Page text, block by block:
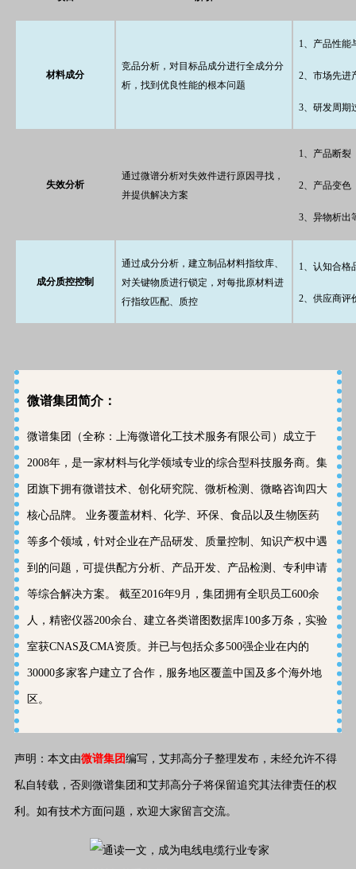
材料成分
竞品分析，对目标品成分进行全成分分
析，找到优良性能的根本问题
1、产品性能
2、市场先进
3、研发周期
失效分析
通过微谱分析对失效件进行原因寻找，
并提供解决方案
1、产品断裂
2、产品变色
3、异物析出
成分质控控制
通过成分分析，建立制品材料指纹库、
对关键物质进行锁定，对每批原材料进
行指纹匹配、质控
1、认知合格
2、供应商评
微谱集团简介：
微谱集团（全称：上海微谱化工技术服务有限公司）成立于
2008年，是一家材料与化学领域专业的综合型科技服务商。集
团旗下拥有微谱技术、创化研究院、微析检测、微略咨询四大
核心品牌。 业务覆盖材料、化学、环保、食品以及生物医药
等多个领域，针对企业在产品研发、质量控制、知识产权中遇
到的问题，可提供配方分析、产品开发、产品检测、专利申请
等综合解决方案。 截至2016年9月，集团拥有全职员工600余
人，精密仪器200余台、建立各类谱图数据库100多万条，实验
室获CNAS及CMA资质。并已与包括众多500强企业在内的
30000多家客户建立了合作，服务地区覆盖中国及多个海外地
区。
声明：本文由微谱集团编写，艾邦高分子整理发布，未经允许不得
私自转载，否则微谱集团和艾邦高分子将保留追究其法律责任的权
利。如有技术方面问题，欢迎大家留言交流。